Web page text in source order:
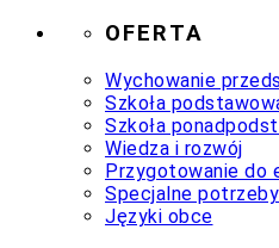
OFERTA
Wychowanie
Szkoła
Szkoła
Wiedza i rozwój
Przygotowanie do
Specjalne
Języki obce